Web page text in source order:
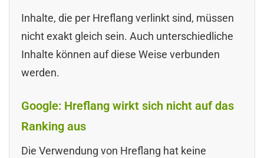
Inhalte, die per Hreflang verlinkt sind, müssen
nicht exakt gleich sein. Auch unterschiedliche
Inhalte können auf diese Weise verbunden
werden.
Google: Hreflang wirkt sich nicht auf das
Ranking aus
Die Verwendung von Hreflang hat keine